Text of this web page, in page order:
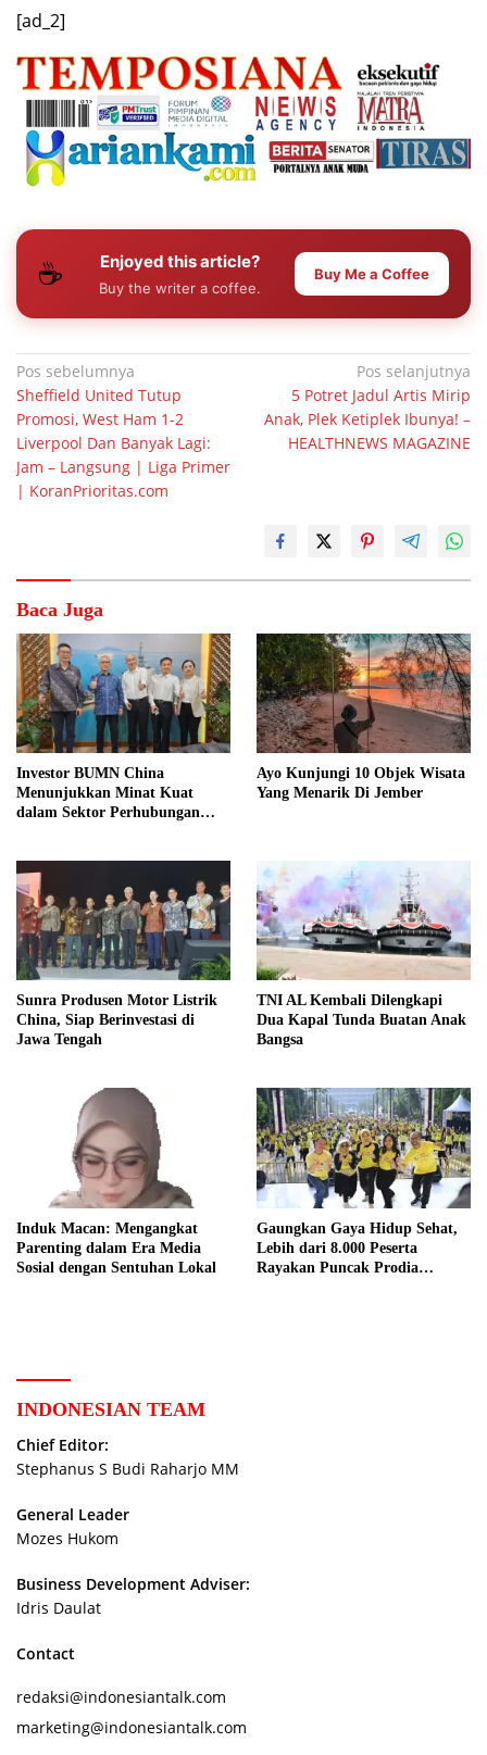
[ad_2]
☕ Enjoyed this article?
Buy the writer a coffee.
Buy Me a Coffee
Navigasi
pos
Pos sebelumnya
Sheffield United Tutup
Promosi, West Ham 1-2
Liverpool Dan Banyak Lagi:
Jam – Langsung | Liga Primer
| KoranPrioritas.com
Pos selanjutnya
5 Potret Jadul Artis Mirip
Anak, Plek Ketiplek Ibunya! –
HEALTHNEWS MAGAZINE
Baca Juga
Investor BUMN China
Menunjukkan Minat Kuat
dalam Sektor Perhubungan
Ayo Kunjungi 10 Objek Wisata
Yang Menarik Di Jember
Sunra Produsen Motor Listrik
China, Siap Berinvestasi di
Jawa Tengah
TNI AL Kembali Dilengkapi
Dua Kapal Tunda Buatan Anak
Bangsa
Induk Macan: Mengangkat
Parenting dalam Era Media
Sosial dengan Sentuhan Lokal
Gaungkan Gaya Hidup Sehat,
Lebih dari 8.000 Peserta
Rayakan Puncak Prodia
INDONESIAN TEAM
Chief Editor:
Stephanus S Budi Raharjo MM
General Leader
Mozes Hukom
Business Development Adviser:
Idris Daulat
Contact
redaksi@indonesiantalk.com
marketing@indonesiantalk.com